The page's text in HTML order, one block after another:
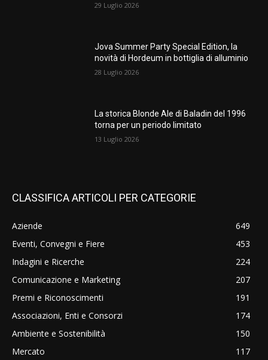
29 Luglio 2026
Jova Summer Party Special Edition, la
novità di Hordeum in bottiglia di alluminio
28 Luglio 2026
La storica Blonde Ale di Baladin del 1996
torna per un periodo limitato
13 Luglio 2026
CLASSIFICA ARTICOLI PER CATEGORIE
Aziende
649
Eventi, Convegni e Fiere
453
Indagini e Ricerche
224
Comunicazione e Marketing
207
Premi e Riconoscimenti
191
Associazioni, Enti e Consorzi
174
Ambiente e Sostenibilità
150
Mercato
117